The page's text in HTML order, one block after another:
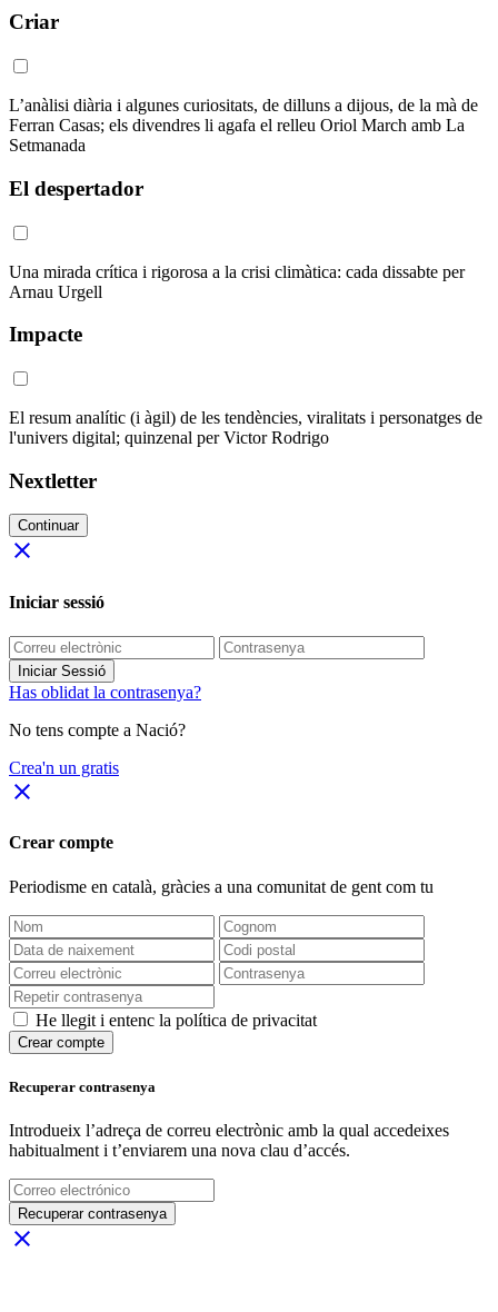
Criar
L’anàlisi diària i algunes curiositats, de dilluns a dijous, de la mà de
Ferran Casas; els divendres li agafa el relleu Oriol March amb La
Setmanada
El despertador
Una mirada crítica i rigorosa a la crisi climàtica: cada dissabte per
Arnau Urgell
Impacte
El resum analític (i àgil) de les tendències, viralitats i personatges de
l'univers digital; quinzenal per Victor Rodrigo
Nextletter
Continuar
close
Iniciar sessió
Iniciar Sessió
Has oblidat la contrasenya?
No tens compte a Nació?
Crea'n un gratis
close
Crear compte
Periodisme en català, gràcies a una comunitat de gent com tu
He llegit i entenc la política de privacitat
Crear compte
Recuperar contrasenya
Introdueix l’adreça de correu electrònic amb la qual accedeixes
habitualment i t’enviarem una nova clau d’accés.
Recuperar contrasenya
close